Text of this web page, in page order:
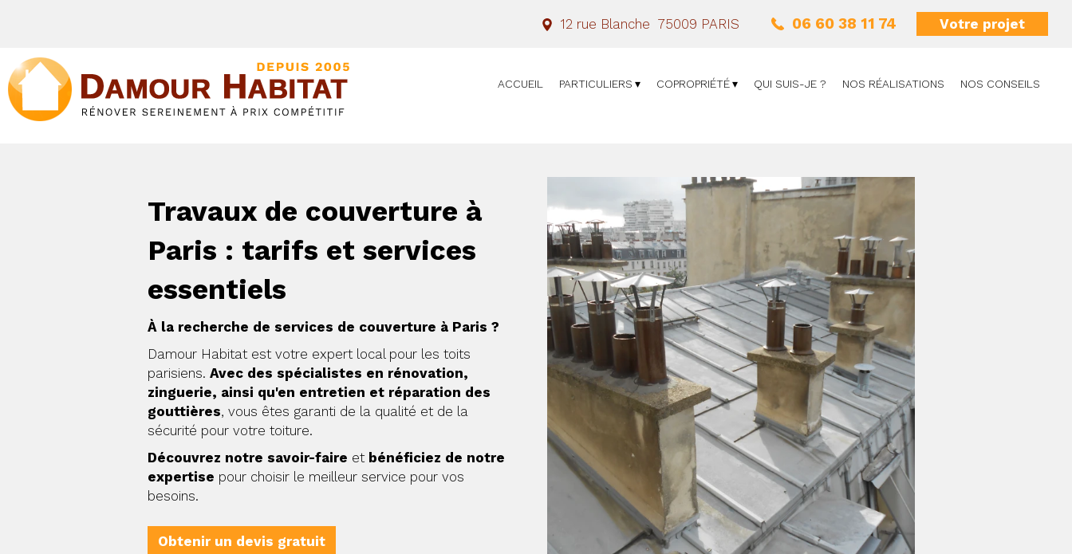
Votre projet
12 rue Blanche 75009 PARIS 06 60 38 11 74
ACCUEIL PARTICULIERS COPROPRIÉTÉ QUI SUIS-JE ? NOS RÉALISATIONS NOS CONSEILS
Travaux de couverture à
Paris : tarifs et services
essentiels
À la recherche de services de couverture à Paris ?
Damour Habitat est votre expert local pour les toits
parisiens. Avec des spécialistes en rénovation,
zinguerie, ainsi qu'en entretien et réparation des
gouttières, vous êtes garanti de la qualité et de la
sécurité pour votre toiture.
Découvrez notre savoir-faire et bénéficiez de notre
expertise pour choisir le meilleur service pour vos
besoins.
Obtenir un devis gratuit